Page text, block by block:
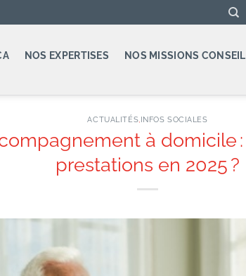
NOS EXPERTISES NOS MISSIONS CONSEIL
ACTUALITÉS,INFOS SOCIALES
à domicile
prestations en 2025 ?